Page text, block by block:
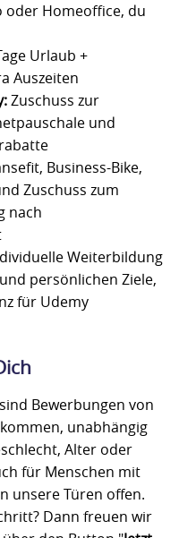
oder Homeoffice, du
Urlaub +
Auszeiten
Zuschuss zur
und
Business-Bike,
Zuschuss zum
nach
Weiterbildung
persönlichen Ziele,
für Udemy
Bewerbungen von
unabhängig
Alter oder
für Menschen mit
unsere Türen offen.
Dann freuen wir